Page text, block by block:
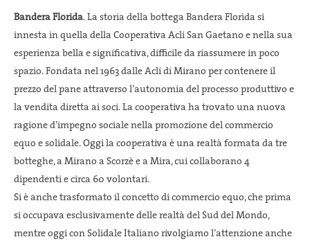
Bandera Florida. La storia della bottega Bandera Florìda si
innesta in quella della Cooperativa Acli San Gaetano e nella sua
esperienza bella e significativa, difficile da riassumere in poco
spazio. Fondata nel 1963 dalle Acli di Mirano per contenere il
prezzo del pane attraverso l’autonomia del processo produttivo e
la vendita diretta ai soci. La cooperativa ha trovato una nuova
ragione d’impegno sociale nella promozione del commercio
equo e solidale. Oggi la cooperativa è una realtà formata da tre
botteghe, a Mirano a Scorzè e a Mira, cui collaborano 4
dipendenti e circa 60 volontari.
Si è anche trasformato il concetto di commercio equo, che prima
si occupava esclusivamente delle realtà del Sud del Mondo,
mentre oggi con Solidale Italiano rivolgiamo l’attenzione anche